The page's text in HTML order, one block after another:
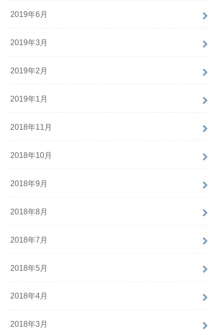
2019年6月
2019年3月
2019年2月
2019年1月
2018年11月
2018年10月
2018年9月
2018年8月
2018年7月
2018年5月
2018年4月
2018年3月